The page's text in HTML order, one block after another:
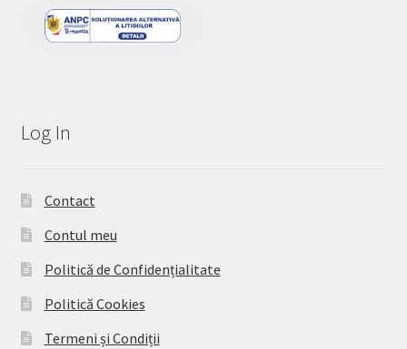
Log In
Contact
Contul meu
Politică de Confidențialitate
Politică Cookies
Termeni și Condiții